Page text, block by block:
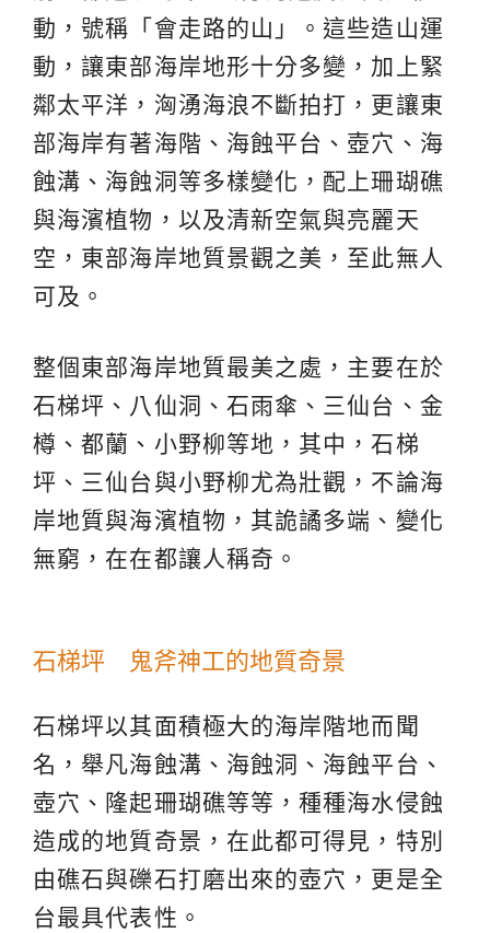
動，號稱「會走路的山」。這些造山運
動，讓東部海岸地形十分多變，加上緊
鄰太平洋，洶湧海浪不斷拍打，更讓東
部海岸有著海階、海蝕平台、壺穴、海
蝕溝、海蝕洞等多樣變化，配上珊瑚礁
與海濱植物，以及清新空氣與亮麗天
空，東部海岸地質景觀之美，至此無人
可及。
整個東部海岸地質最美之處，主要在於
石梯坪、八仙洞、石雨傘、三仙台、金
樽、都蘭、小野柳等地，其中，石梯
坪、三仙台與小野柳尤為壯觀，不論海
岸地質與海濱植物，其詭譎多端、變化
無窮，在在都讓人稱奇。
石梯坪 鬼斧神工的地質奇景
石梯坪以其面積極大的海岸階地而聞
名，舉凡海蝕溝、海蝕洞、海蝕平台、
壺穴、隆起珊瑚礁等等，種種海水侵蝕
造成的地質奇景，在此都可得見，特別
由礁石與礫石打磨出來的壺穴，更是全
台最具代表性。